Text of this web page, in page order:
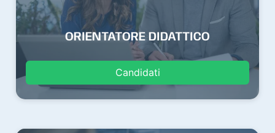
ORIENTATORE DIDATTICO
Candidati